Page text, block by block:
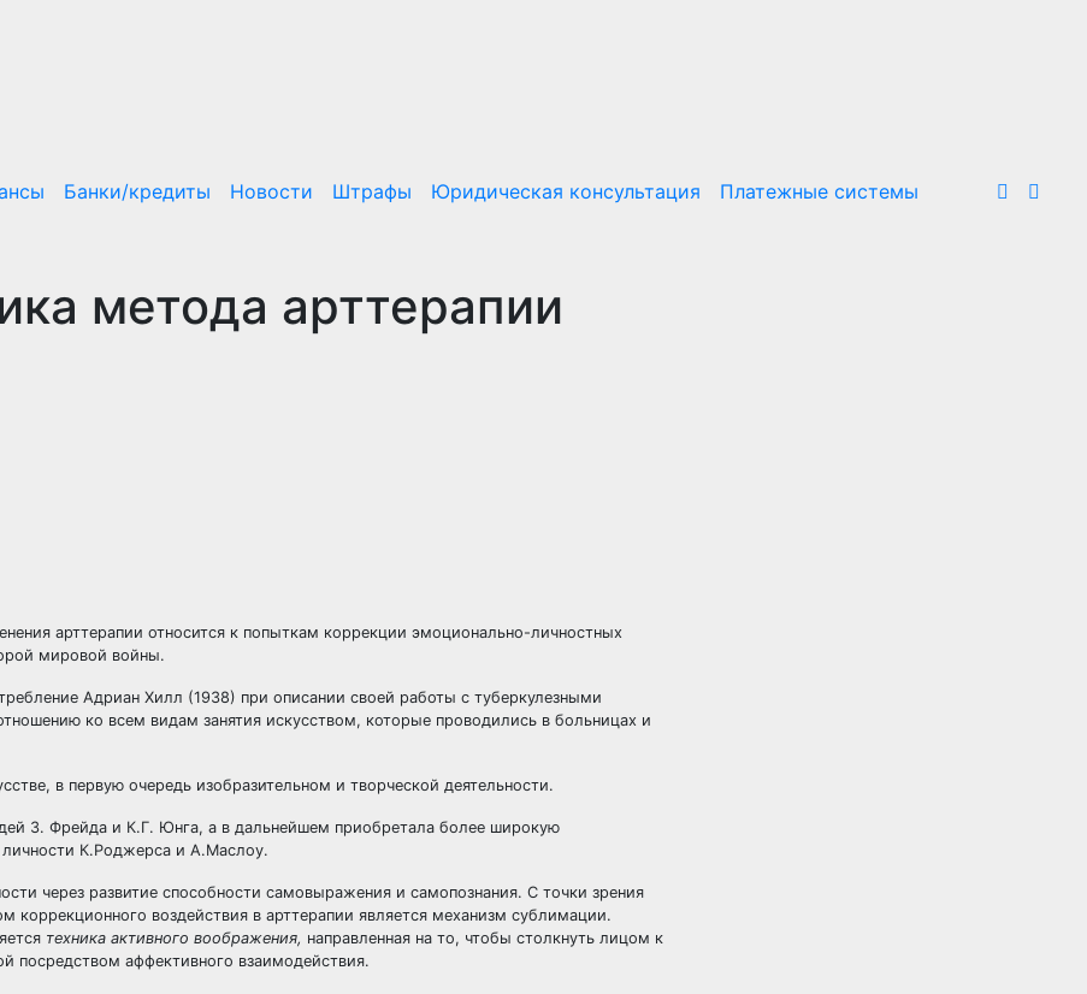
Банки/кредиты Новости Штрафы Юридическая консультация Платежные системы
метода арттерапии
арттерапии относится к попыткам коррекции эмоционально-личностных
мировой войны.
Адриан Хилл (1938) при описании своей работы с туберкулезными
ко всем видам занятия искусством, которые проводились в больницах и
в первую очередь изобразительном и творческой деятельности.
3. Фрейда и К.Г. Юнга, а в дальнейшем приобретала более широкую
личности К.Роджерса и А.Маслоу.
через развитие способности самовыражения и самопознания. С точки зрения
коррекционного воздействия в арттерапии является механизм сублимации.
техника активного воображения, направленная на то, чтобы столкнуть лицом к
посредством аффективного взаимодействия.